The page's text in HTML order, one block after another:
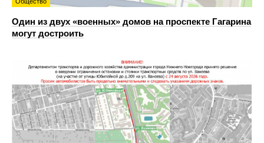
Один из двух «военных» домов на проспекте Гагарина
могут достроить